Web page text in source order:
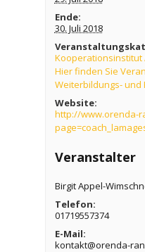
Ende:
30. Juli 2018
Kooperationsinstitut
Hier finden Sie
Weiterbildungs-
Website:
http://www.orenda-
Veranstalter
Birgit Appel-
Telefon:
01719557374
E-Mail:
kontakt@orenda-